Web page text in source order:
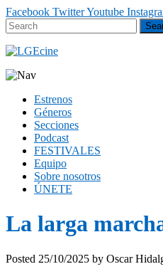
Facebook TwitterYoutube
Estrenos
Géneros
Secciones
Podcast
FESTIVALES
Equipo
Sobre nosotros
ÚNETE
La larga
Posted 25/10/2025 by Oscar